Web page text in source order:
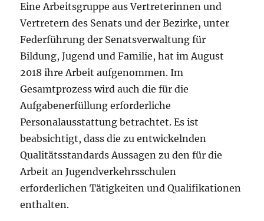
Eine Arbeitsgruppe aus Vertreterinnen und
Vertretern des Senats und der Bezirke, unter
Federführung der Senatsverwaltung für
Bildung, Jugend und Familie, hat im August
2018 ihre Arbeit aufgenommen. Im
Gesamtprozess wird auch die für die
Aufgabenerfüllung erforderliche
Personalausstattung betrachtet. Es ist
beabsichtigt, dass die zu entwickelnden
Qualitätsstandards Aussagen zu den für die
Arbeit an Jugendverkehrsschulen
erforderlichen Tätigkeiten und Qualifikationen
enthalten.